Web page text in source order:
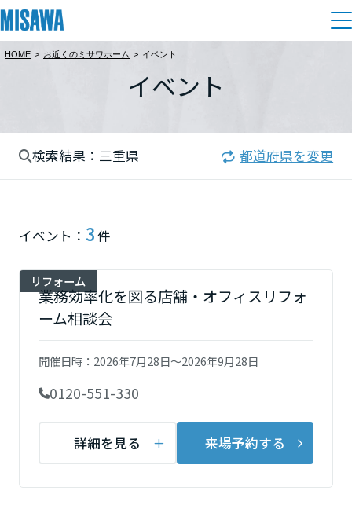
住まい
商品ラインアップ
テクノロジー（住まいの性能）
建築事例・建築実例
デザイナーズギャラリー
インテリア
分譲住宅（建売・土地）検索
個人のお客さま
店舗・各種施設
土地活用モデルルーム見学
土地活用実例
企業不動産活用（CRE）戦略
ミサワリフォームとは
リフォームの流れ
リフォームメニュー
事業用
まちづくり
複合開発・投資開発
複合開発事業（ASMACI-アスマチ-）
再開発・官民連携事業
分譲マンション開発事業
収益不動産・投資開発事業
建築再生事業
オーナーサポート
サポートメニュー
アフターメンテナンス
ミサワリフォーム
業・IR情報
MISAWAについて
展示場・イベント情報
カタログ請求
住まいのご相談
HOME > お近くのミサワホーム > イベント
イベント
検索結果：三重県 都道府県を変更
イベント： 3件
リフォーム
業務効率化を図る店舗・オフィスリフォ
ーム相談会
開催日時： 2026年7月28日～2026年9月28日
0120-551-330
詳細を見る 来場予約する
都道府県を選択
東北
栃木県
埼玉県
千葉県
東京都